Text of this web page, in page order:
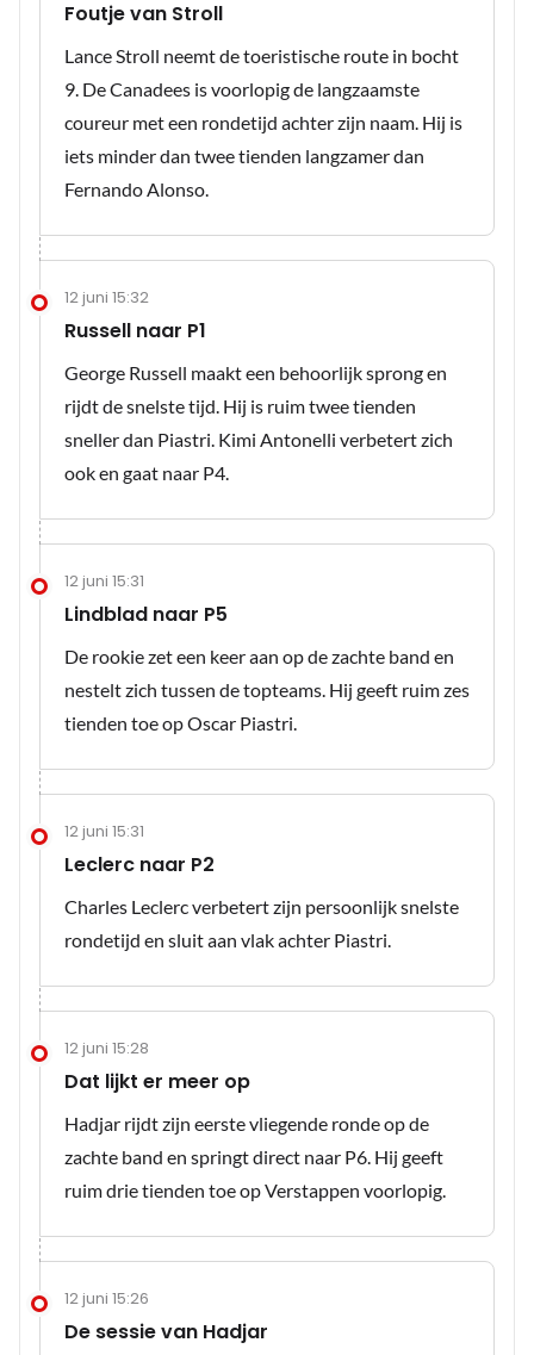
Foutje van Stroll
Lance Stroll neemt de toeristische route in bocht
9. De Canadees is voorlopig de langzaamste
coureur met een rondetijd achter zijn naam. Hij is
iets minder dan twee tienden langzamer dan
Fernando Alonso.
12 juni 15:32
Russell naar P1
George Russell maakt een behoorlijk sprong en
rijdt de snelste tijd. Hij is ruim twee tienden
sneller dan Piastri. Kimi Antonelli verbetert zich
ook en gaat naar P4.
12 juni 15:31
Lindblad naar P5
De rookie zet een keer aan op de zachte band en
nestelt zich tussen de topteams. Hij geeft ruim zes
tienden toe op Oscar Piastri.
12 juni 15:31
Leclerc naar P2
Charles Leclerc verbetert zijn persoonlijk snelste
rondetijd en sluit aan vlak achter Piastri.
12 juni 15:28
Dat lijkt er meer op
Hadjar rijdt zijn eerste vliegende ronde op de
zachte band en springt direct naar P6. Hij geeft
ruim drie tienden toe op Verstappen voorlopig.
12 juni 15:26
De sessie van Hadjar